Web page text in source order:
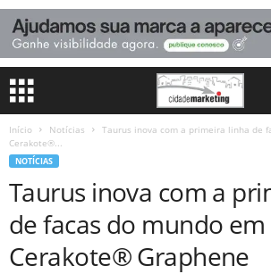
Início Notícias
Taurus inova com a primeira linha de
Cerakote®...
NOTÍCIAS
Taurus inova com a
de facas do mundo em
Cerakote® Graphene